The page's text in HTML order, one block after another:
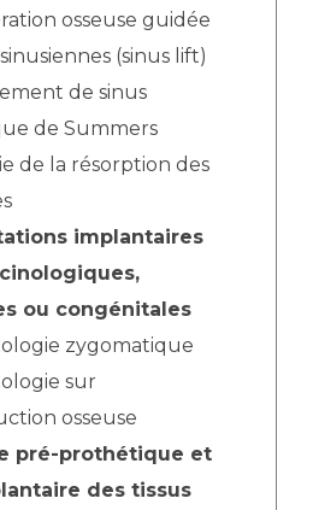
osseuse guidée
(sinus lift)
de sinus
de Summers
de la résorption des
implantaires
ou congénitales
zygomatique
sur
osseuse
pré-prothétique et
des tissus